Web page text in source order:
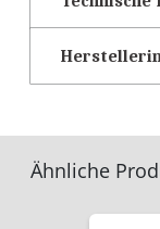
Ähnliche